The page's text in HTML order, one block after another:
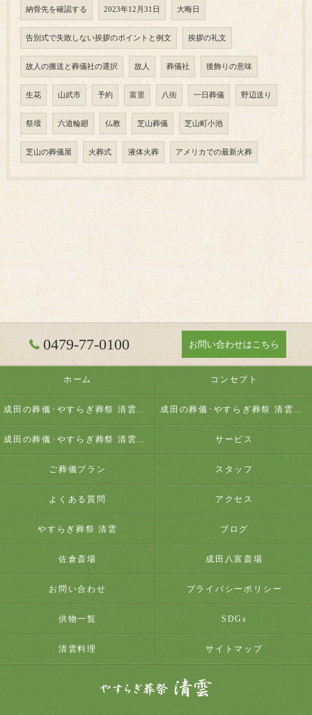
納骨先を確認する 2023年12月31日 大晦日
告別式で失敗しない挨拶のポイントと例文 挨拶の礼文
故人の搬送と葬儀社の選択 故人 葬儀社 後飾りの意味
生花 山武市 予約 富里 八街 一日葬儀 野辺送り
祭壇 六道輪廻 仏教 芝山葬儀 芝山町小池
芝山の葬儀屋 火葬式 液体火葬 アメリカでの最新火葬
0479-77-0100 お問い合わせはこちら
ホーム コンセプト
成田の葬儀･やすらぎ葬祭 清雲の口コミ情報 成田の葬儀･やすらぎ葬祭 清雲の評判
成田の葬儀･やすらぎ葬祭 清雲のお客様の声 サービス
ご葬儀プラン スタッフ
よくある質問 アクセス
やすらぎ葬祭 清雲 ブログ
佐倉斎場 成田八富斎場
お問い合わせ プライバシーポリシー
供物一覧 SDGs
清雲料理 サイトマップ